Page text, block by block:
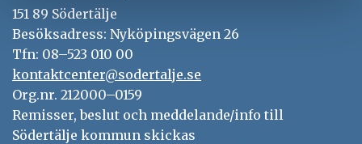
151 89 Södertälje
Besöksadress: Nyköpingsvägen 26
Tfn: 08–523 010 00
kontaktcenter@sodertalje.se
Org.nr. 212000–0159
Remisser, beslut och meddelande/info till
Södertälje kommun skickas